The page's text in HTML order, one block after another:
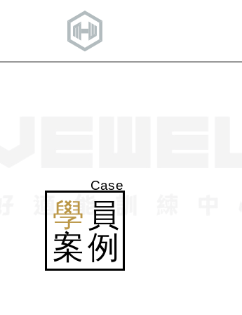
Case
學 員
案例